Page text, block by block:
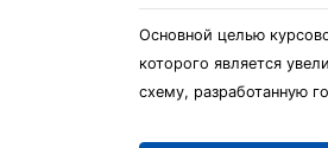
Основной целью
которого является
схему, разработанную